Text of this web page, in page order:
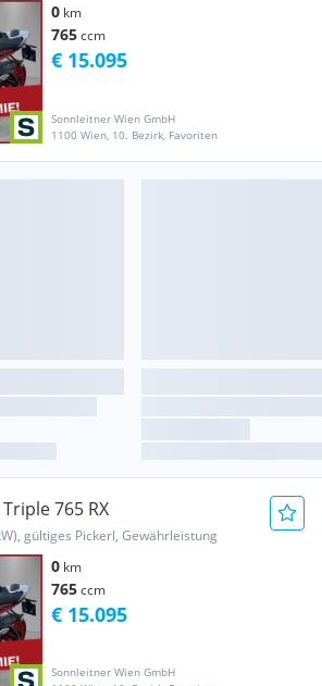
0 km
765ccm
Sonnleitner Wien GmbH
1100 Wien, 10. Bezirk, Favoriten
€ 15.095
765 RX
gültiges Pickerl, Gewährleistung
0 km
765ccm
Sonnleitner Wien GmbH
€ 15.095